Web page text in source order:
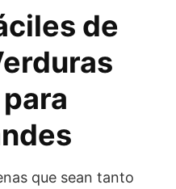
de
que sean tanto